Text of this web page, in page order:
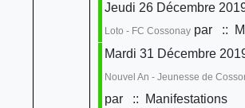
Jeudi 26 Décembre
Loto - FC Cossonaypar
::
Mardi 31 Décembre
Nouvel An - Jeunesse de
par :: Manifestations